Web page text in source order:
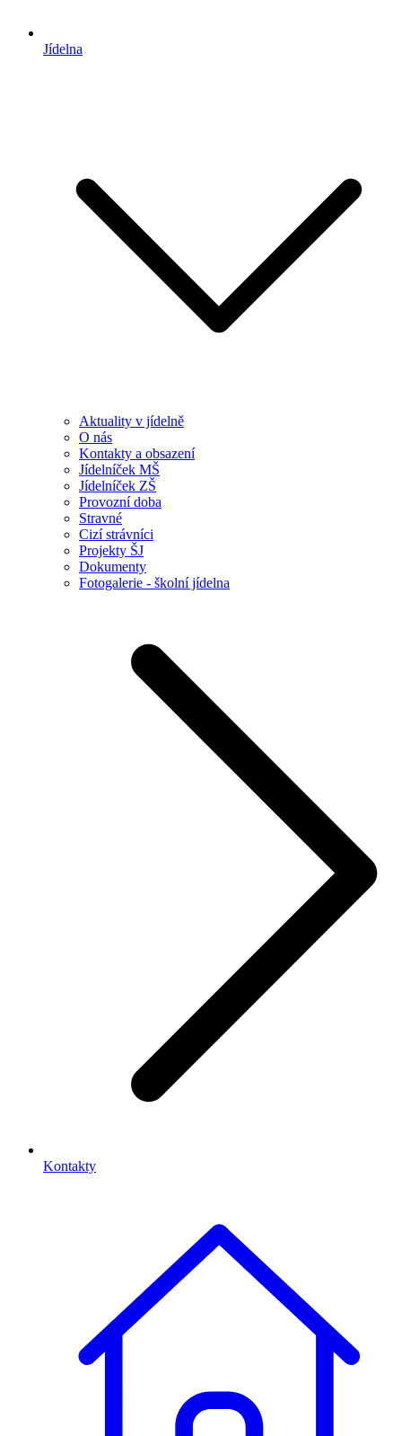
Jídelna
Aktuality v jídelně
O nás
Kontakty a obsazení
Jídelníček MŠ
Jídelníček ZŠ
Provozní doba
Stravné
Cizí strávníci
Projekty ŠJ
Dokumenty
Fotogalerie - školní jídelna
Kontakty